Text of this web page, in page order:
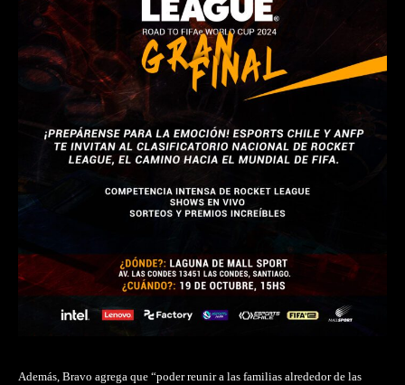
Además, Bravo agrega que “poder reunir a las familias alrededor de las